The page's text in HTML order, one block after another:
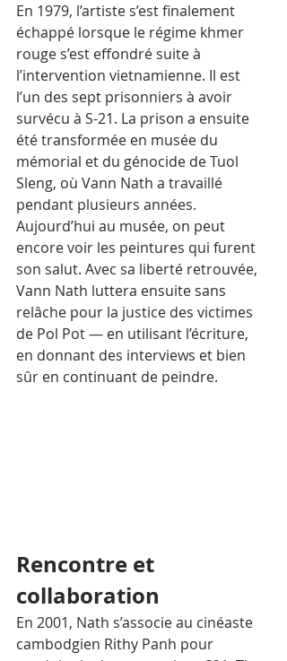
En 1979, l’artiste s’est finalement
échappé lorsque le régime khmer
rouge s’est effondré suite à
l’intervention vietnamienne. Il est
l’un des sept prisonniers à avoir
survécu à S-21. La prison a ensuite
été transformée en musée du
mémorial et du génocide de Tuol
Sleng, où Vann Nath a travaillé
pendant plusieurs années.
Aujourd’hui au musée, on peut
encore voir les peintures qui furent
son salut. Avec sa liberté retrouvée,
Vann Nath luttera ensuite sans
relâche pour la justice des victimes
de Pol Pot — en utilisant l’écriture,
en donnant des interviews et bien
sûr en continuant de peindre.
Rencontre et
collaboration
En 2001, Nath s’associe au cinéaste
cambodgien Rithy Panh pour